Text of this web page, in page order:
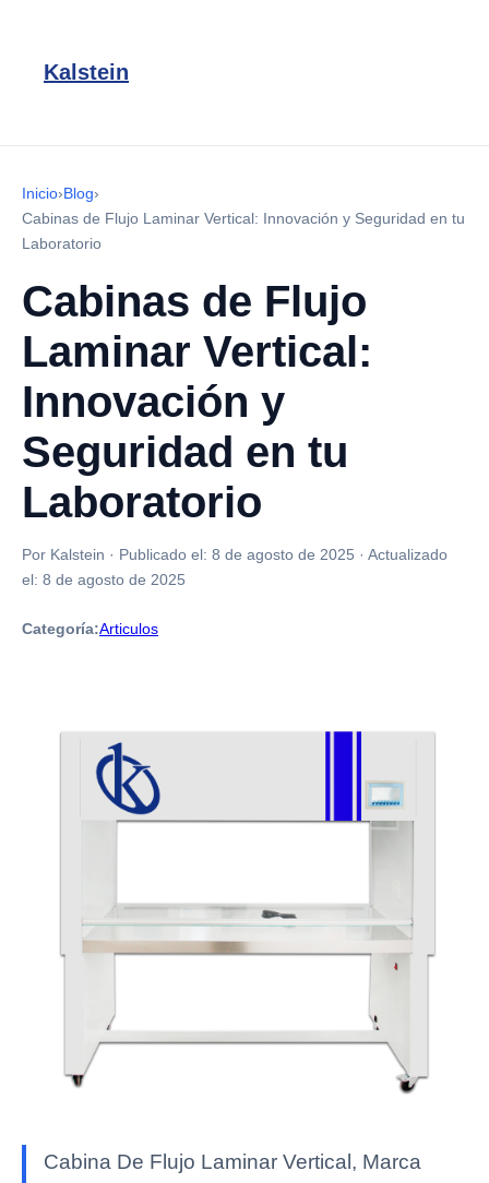
Kalstein
Inicio›Blog›
Cabinas de Flujo Laminar Vertical: Innovación y Seguridad en tu
Laboratorio
Cabinas de Flujo
Laminar Vertical:
Innovación y
Seguridad en tu
Laboratorio
Por Kalstein · Publicado el: 8 de agosto de 2025 · Actualizado
el: 8 de agosto de 2025
Categoría:Articulos
Cabina De Flujo Laminar Vertical, Marca